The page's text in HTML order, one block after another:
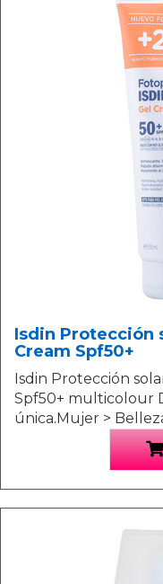
Isdin Protección
Cream Spf50+
Isdin Protección
Spf50+ multicolour
única.Mujer >